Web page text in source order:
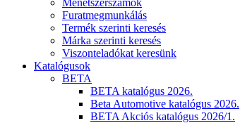
Menetszerszámok
Furatmegmunkálás
Termék szerinti keresés
Márka szerinti keresés
Viszonteladókat keresünk
Katalógusok
BETA
BETA katalógus 2026.
Beta Automotive katalógus 2026.
BETA Akciós katalógus 2026/1.